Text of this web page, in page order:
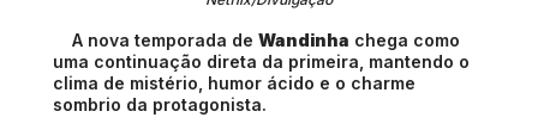
A nova temporada de Wandinha chega como
uma continuação direta da primeira, mantendo o
clima de mistério, humor ácido e o charme
sombrio da protagonista.